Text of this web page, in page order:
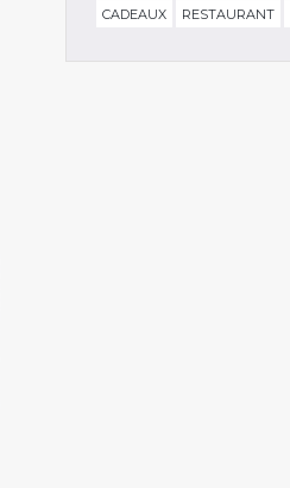
CADEAUX
RESTAURANT